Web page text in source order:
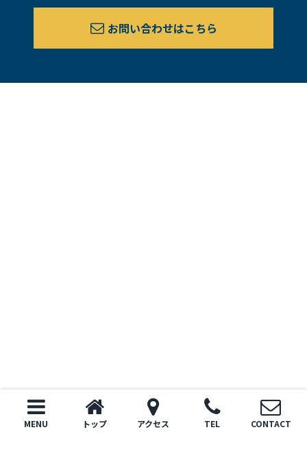
お問い合わせはこちら
MENU トップ アクセス TEL CONTACT
Copyright © 合同会社ユアーズ All rights Reserved.
powered by 不動産クラウドオフィス